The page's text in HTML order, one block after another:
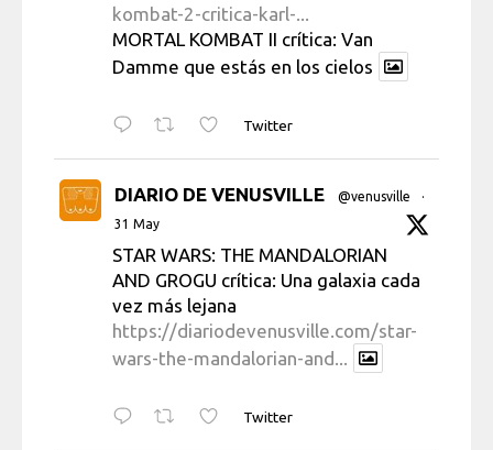
kombat-2-critica-karl-...
MORTAL KOMBAT II crítica: Van
Damme que estás en los cielos
Twitter
DIARIO DE VENUSVILLE @venusville
·
31 May
STAR WARS: THE MANDALORIAN
AND GROGU crítica: Una galaxia cada
vez más lejana
https://diariodevenusville.com/star-
wars-the-mandalorian-and...
Twitter